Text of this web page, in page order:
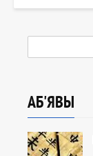
АБ'ЯВЫ